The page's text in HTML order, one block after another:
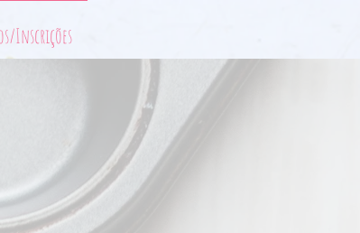
Inscrições